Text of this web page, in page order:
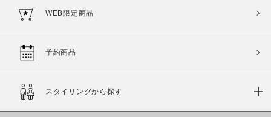
WEB限定商品
予約商品
スタイリングから探す